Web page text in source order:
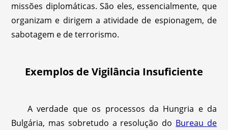
missões diplomáticas. São eles, essencialmente, que
organizam e dirigem a atividade de espionagem, de
sabotagem e de terrorismo.
Exemplos de Vigilância Insuficiente
A verdade que os processos da Hungria e da
Bulgária, mas sobretudo a resolução do Bureau de